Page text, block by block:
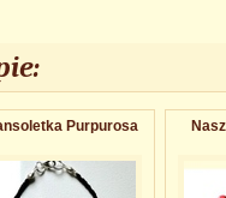
Purpurosa